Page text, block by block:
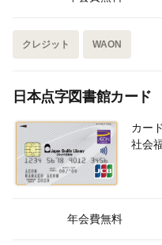
クレジット WAON
日本点字図書館カード
カー
社会
年会費無料